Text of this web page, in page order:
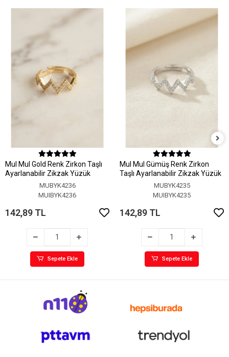
MuI MuI Gold Renk Zirkon Taşlı
Ayarlanabilir Zikzak Yüzük
MUBYK4236
MUIBYK4236
142,89 TL
Sepete Ekle
MuI MuI Gümüş Renk Zirkon
Taşlı Ayarlanabilir Zikzak Yüzük
MUBYK4235
MUIBYK4235
142,89 TL
Sepete Ekle